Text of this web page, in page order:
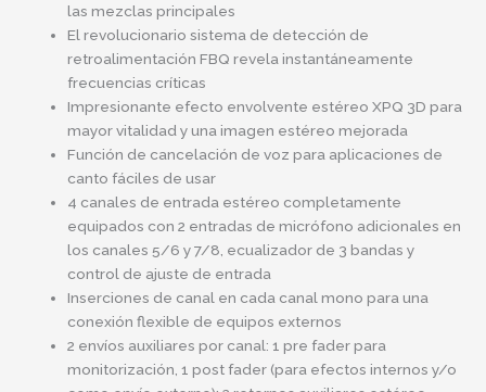
las mezclas principales
El revolucionario sistema de detección de
retroalimentación FBQ revela instantáneamente
frecuencias críticas
Impresionante efecto envolvente estéreo XPQ 3D para
mayor vitalidad y una imagen estéreo mejorada
Función de cancelación de voz para aplicaciones de
canto fáciles de usar
4 canales de entrada estéreo completamente
equipados con 2 entradas de micrófono adicionales en
los canales 5/6 y 7/8, ecualizador de 3 bandas y
control de ajuste de entrada
Inserciones de canal en cada canal mono para una
conexión flexible de equipos externos
2 envíos auxiliares por canal: 1 pre fader para
monitorización, 1 post fader (para efectos internos y/o